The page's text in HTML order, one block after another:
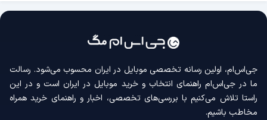
جی‌اس‌ام، اولین رسانه‌ تخصصی موبایل در ایران محسوب می‌شود. رسالت
ما در جی‌اس‌ام راهنمای انتخاب و خرید موبایل در ایران است و در این
راستا تلاش می‌کنیم با بررسی‌های تخصصی، اخبار و راهنمای خرید همراه
مخاطب باشیم.